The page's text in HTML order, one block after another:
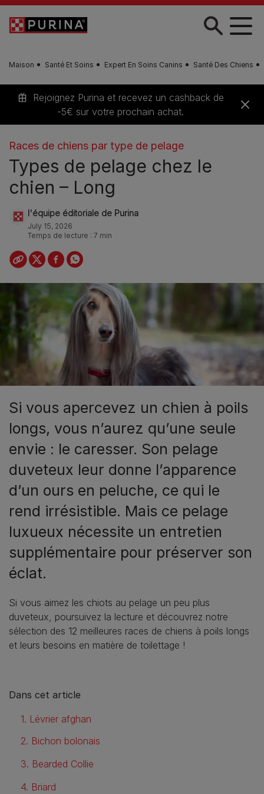
Skip to main content
Maison Santé Et Soins Expert En Soins Canins Santé Des Chiens
Rejoignez Purina et recevez un cashback de
-5€ sur votre prochain achat.
Races de chiens par type de pelage
Types de pelage chez le
chien – Long
l'équipe éditoriale de Purina
July 15, 2026
Temps de lecture : 7 min
Si vous apercevez un chien à poils
longs, vous n’aurez qu’une seule
envie : le caresser. Son pelage
duveteux leur donne l’apparence
d’un ours en peluche, ce qui le
rend irrésistible. Mais ce pelage
luxueux nécessite un entretien
supplémentaire pour préserver son
éclat.
Si vous aimez les chiots au pelage un peu plus
duveteux, poursuivez la lecture et découvrez notre
sélection des 12 meilleures races de chiens à poils longs
et leurs besoins en matière de toilettage !
Dans cet article
1. Lévrier afghan
2. Bichon bolonais
3. Bearded Collie
4. Briard